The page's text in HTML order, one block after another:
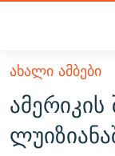
მთავარ
შინაარსზე
დაბრუნება
მთავარ
ᲐᲮᲐᲚᲘ ᲐᲛᲑᲔᲑᲘ
ᲗᲔᲛᲔᲑᲘ
ᲞᲝᲚᲘᲢᲘᲙᲐ
ᲕᲘᲓᲔᲝ
ᲐᲮᲐᲚᲘ ᲐᲛᲑᲔᲑᲘ
ამერიკის